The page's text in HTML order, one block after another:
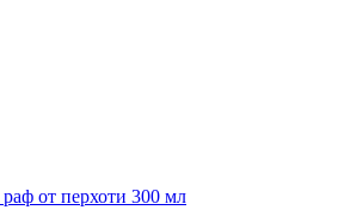
от перхоти 300 мл